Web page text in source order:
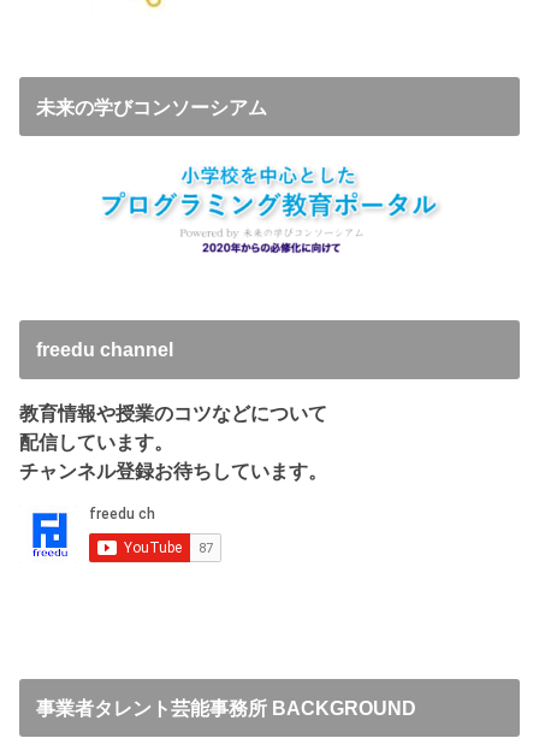
未来の学びコンソーシアム
freedu channel
教育情報や授業のコツなどについて
配信しています。
チャンネル登録お待ちしています。
事業者タレント芸能事務所 BACKGROUND